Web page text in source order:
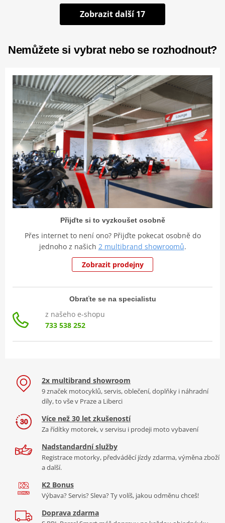
Zobrazit další 17
Nemůžete si vybrat nebo se rozhodnout?
Přijďte si to vyzkoušet osobně
Přes internet to není ono? Přijďte pokecat osobně do
jednoho z našich 2 multibrand showroomů.
Zobrazit prodejny
Obraťte se na specialistu
z našeho e-shopu
733 538 252
2x multibrand showroom
9 značek motocyklů, servis, oblečení, doplňky i náhradní
díly, to vše v Praze a Liberci
Více než 30 let zkušeností
Za řídítky motorek, v servisu i prodeji moto vybavení
Nadstandardní služby
Registrace motorky, předváděcí jízdy zdarma, výměna zboží
a další.
K2 Bonus
Výbava? Servis? Sleva? Ty volíš, jakou odměnu chceš!
Doprava zdarma